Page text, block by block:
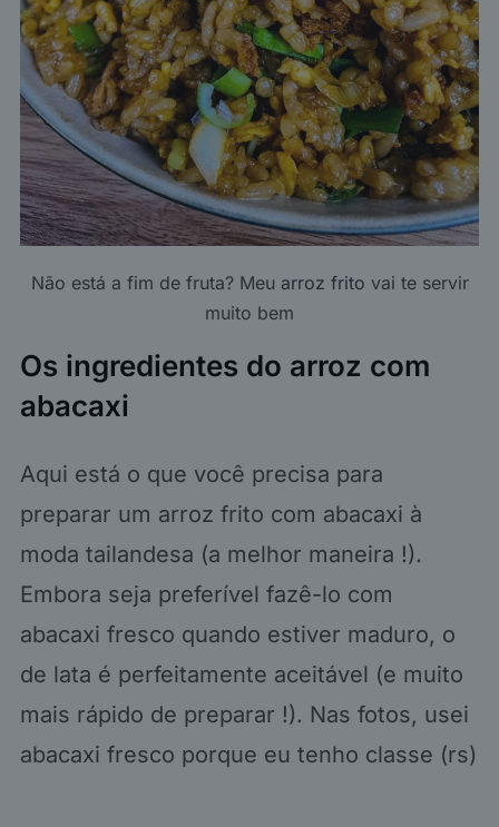
Não está a fim de fruta? Meu arroz frito vai te servir
muito bem
Os ingredientes do arroz com
abacaxi
Aqui está o que você precisa para
preparar um arroz frito com abacaxi à
moda tailandesa (a melhor maneira !).
Embora seja preferível fazê-lo com
abacaxi fresco quando estiver maduro, o
de lata é perfeitamente aceitável (e muito
mais rápido de preparar !). Nas fotos, usei
abacaxi fresco porque eu tenho classe (rs)